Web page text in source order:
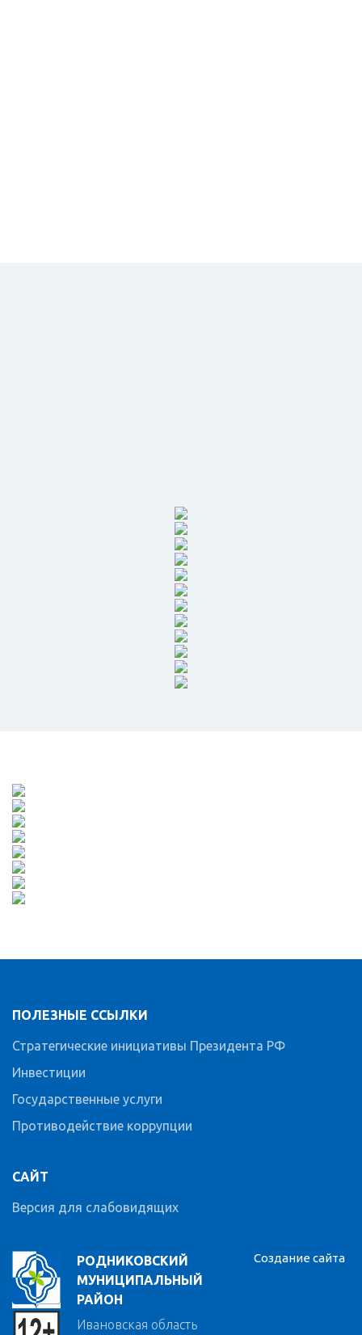
РОДНИКОВСКИЙ
МУНИЦИПАЛЬНЫЙ
РАЙОН
Ивановская область
ПОЛЕЗНЫЕ ССЫЛКИ
Стратегические инициативы Президента РФ
Инвестиции
Государственные услуги
Противодействие коррупции
САЙТ
Версия для слабовидящих
Создание сайта